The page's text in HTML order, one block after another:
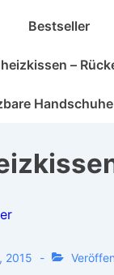
Bestseller
–
Handschuhe
2015